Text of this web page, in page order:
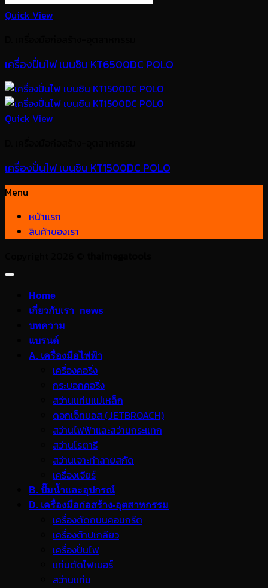
Quick View
เครื่องปั่นไฟ เบนซิน KT6500DC POLO
Quick View
เครื่องปั่นไฟ เบนซิน KT1500DC POLO
Menu
หน้าแรก
สินค้าของเรา
Home
เกี่ยวกับเรา_news
บทความ
แบรนด์
A. เครื่องมือไฟฟ้า
เครื่องคอริ่ง
กระบอกคอริ่ง
สว่านแท่นแม่เหล็ก
ดอกเจ็ทบอส (JETBROACH)
สว่านไฟฟ้าและสว่านกระแทก
สว่านโรตารี
สว่านเจาะทำลายสกัด
เครื่องเจียร์
B. ปั๊มน้ำและอุปกรณ์
D. เครื่องมือก่อสร้าง-อุตสาหกรรม
เครื่องตัดถนนคอนกรีต
เครื่องต๊าปเกลียว
เครื่องปั่นไฟ
แท่นตัดไฟเบอร์
สว่านแท่น